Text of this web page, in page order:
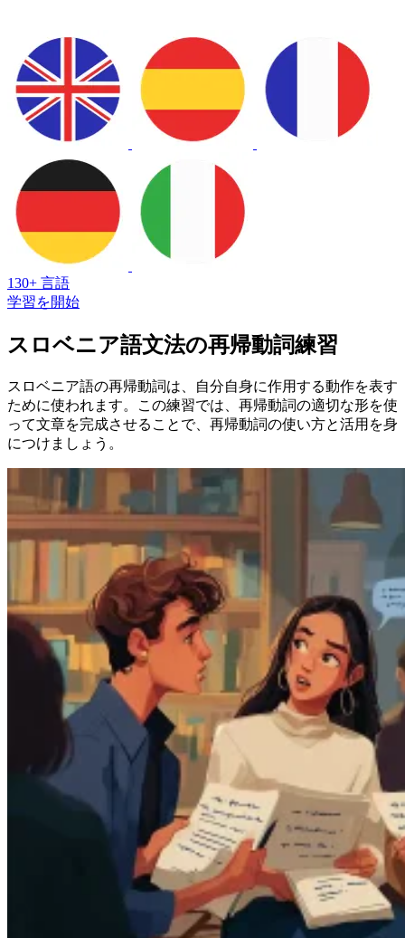
130+ 言語
学習を開始
スロベニア語文法の再帰動詞練習
スロベニア語の再帰動詞は、自分自身に作用する動作を表す
ために使われます。この練習では、再帰動詞の適切な形を使
って文章を完成させることで、再帰動詞の使い方と活用を身
につけましょう。